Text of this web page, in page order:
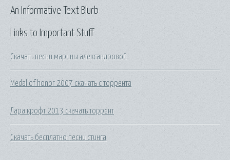
Links to Important Stuff
Скачать песни марины александровой
Medal of honor 2007 скачать с торрента
Лара крофт 2013 скачать торрент
Скачать бесплатно песни стинга
An Informative Text Blurb